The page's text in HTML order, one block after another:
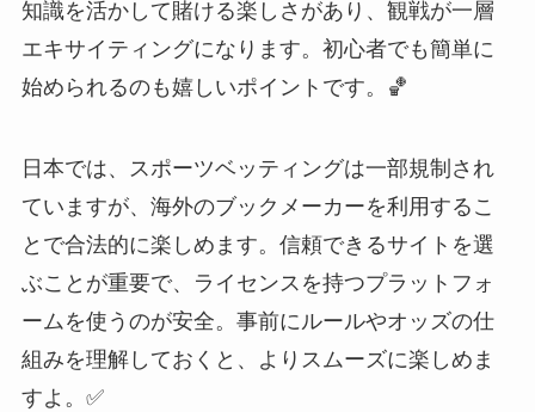
知識を活かして賭ける楽しさがあり、観戦が一層
エキサイティングになります。初心者でも簡単に
始められるのも嬉しいポイントです。🏀
日本では、スポーツベッティングは一部規制され
ていますが、海外のブックメーカーを利用するこ
とで合法的に楽しめます。信頼できるサイトを選
ぶことが重要で、ライセンスを持つプラットフォ
ームを使うのが安全。事前にルールやオッズの仕
組みを理解しておくと、よりスムーズに楽しめま
すよ。✅